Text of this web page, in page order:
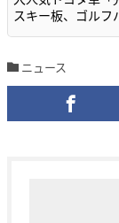
スキー板、ゴル
ニュース